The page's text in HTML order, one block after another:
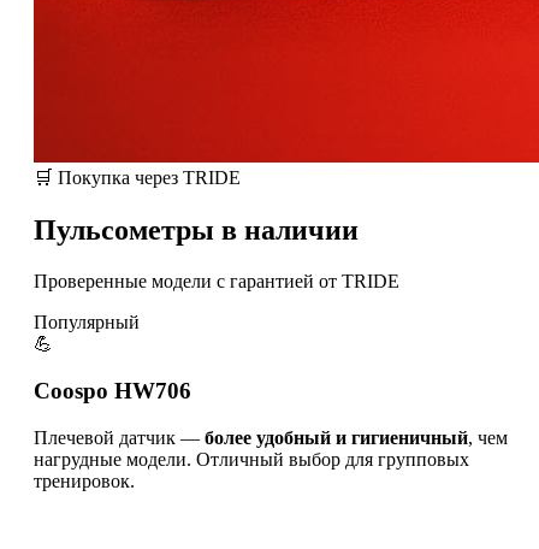
🛒 Покупка через TRIDE
Пульсометры в наличии
Проверенные модели с гарантией от TRIDE
Популярный
💪
Coospo HW706
Плечевой датчик — более удобный и гигиеничный, чем
нагрудные модели. Отличный выбор для групповых
тренировок.